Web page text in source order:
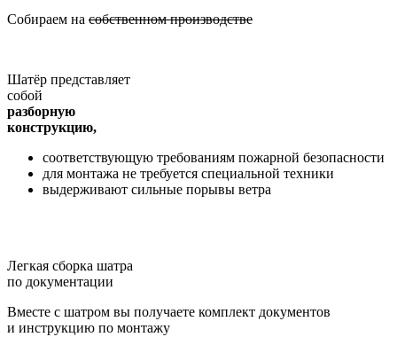
Собираем на собственном производстве
Шатёр представляет
собой
разборную
конструкцию,
соответствующую требованиям пожарной безопасности
для монтажа не требуется специальной техники
выдерживают сильные порывы ветра
Легкая сборка шатра
по документации
Вместе с шатром вы получаете комплект документов
и инструкцию по монтажу